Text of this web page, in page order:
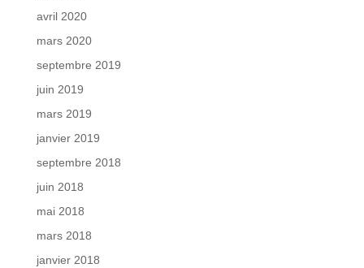
avril 2020
mars 2020
septembre 2019
juin 2019
mars 2019
janvier 2019
septembre 2018
juin 2018
mai 2018
mars 2018
janvier 2018